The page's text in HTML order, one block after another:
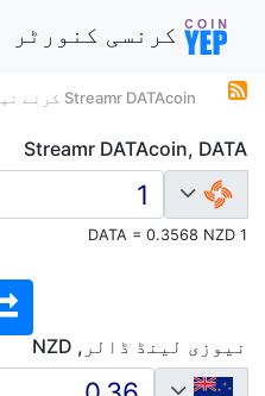
کرنسی کنورٹر
Streamr DATAcoin کرنے نیوزی لینڈ ڈالر زر مبادلہ کی شرح
Streamr DATAcoin, DATA
1 DATA = 0.3568 NZD
نیوزی لینڈ ڈالر, NZD